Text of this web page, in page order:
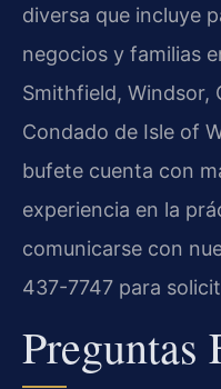
diversa que incluye
negocios y familias
Smithfield, Windsor,
Condado de Isle of
bufete cuenta con
experiencia en la
comunicarse con
437-7747 para
Preguntas